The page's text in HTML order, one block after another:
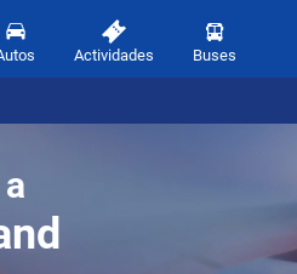
Actividades Buses